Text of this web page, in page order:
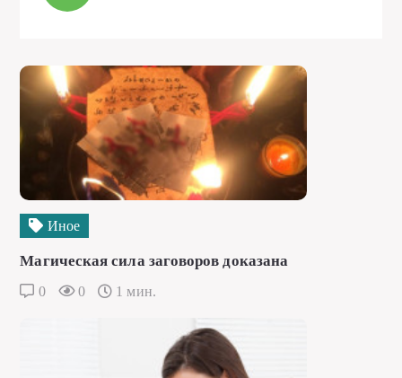
Иное
Магическая сила заговоров доказана
0 0 1 мин.